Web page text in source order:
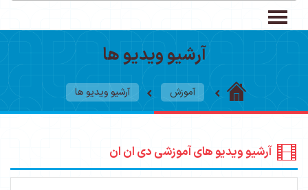
آرشیو ویدیو ها
آموزش آرشیو ویدیو ها
آرشیو ویدیو های آموزشی دی ان ان